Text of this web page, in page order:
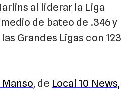
al liderar la Liga
de bateo de .346 y
Grandes Ligas con 123
, de Local 10 News,